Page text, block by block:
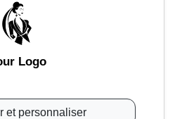
Logo
et personnaliser